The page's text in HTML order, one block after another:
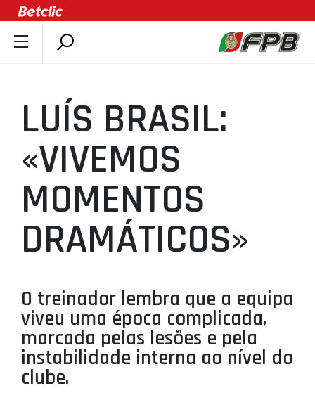
DOCUMENTOS
ÚLTIMAS
COMPETIÇÕES
ASSOCIAÇÕES
CLUBES
AGENTES
AGENDA
MINIBASQUETE
ÁREA TÉCNICA
PROJETOS
LIGA BETCLIC MASCULINA
LIGA BETCLIC FEMININA
LUÍS BRASIL:
«VIVEMOS
MOMENTOS
DRAMÁTICOS»
O treinador lembra que a equipa
viveu uma época complicada,
marcada pelas lesões e pela
instabilidade interna ao nível do
clube.